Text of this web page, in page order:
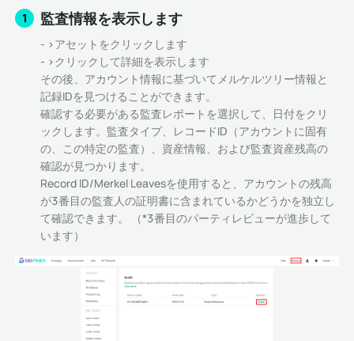
1 監査情報を表示します
- >アセットをクリックします
- >クリックして詳細を表示します
その後、アカウント情報に基づいてメルケルツリー情報と
記録IDを見つけることができます。
確認する必要がある監査レポートを選択して、日付をクリ
ックします。監査タイプ、レコードID（アカウントに固有
の、この特定の監査）、資産情報、および監査資産残高の
確認が見つかります。
Record ID/Merkel Leavesを使用すると、アカウントの残高
が3番目の監査人の証明書に含まれているかどうかを独立し
て確認できます。 （*3番目のパーティレビューが進歩して
います）